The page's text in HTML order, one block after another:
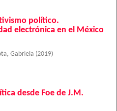
político.
electrónica en el México
Gabriela (2019)
desde Foe de J.M.